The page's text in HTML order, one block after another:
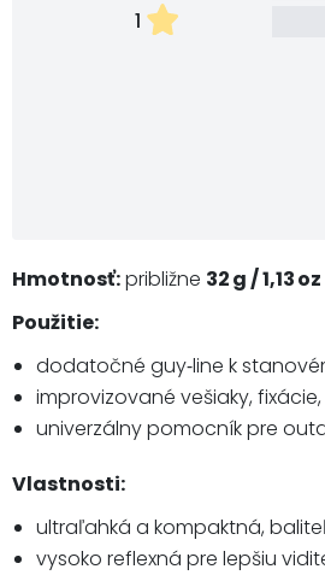
1
Hmotnosť:približne 32 g / 1,13 oz
Použitie:
dodatočné guy‑line k
improvizované vešiaky,
univerzálny pomocník pre
Vlastnosti:
ultraľahká a kompaktná,
vysoko reflexná pre lepšiu